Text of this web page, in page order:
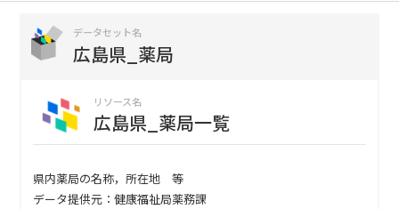
データセット名
広島県_薬局
リソース名
広島県_薬局一覧
県内薬局の名称，所在地 等
データ提供元：健康福祉局薬務課